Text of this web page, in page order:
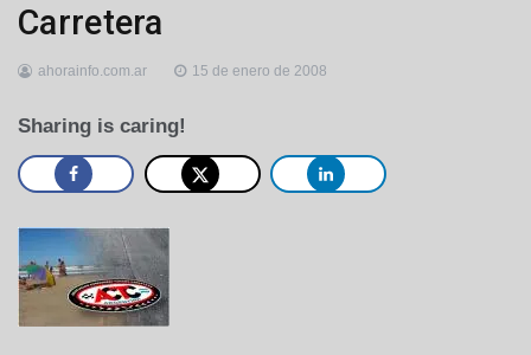
Carretera
ahorainfo.com.ar 15 de enero de 2008
Sharing is caring!